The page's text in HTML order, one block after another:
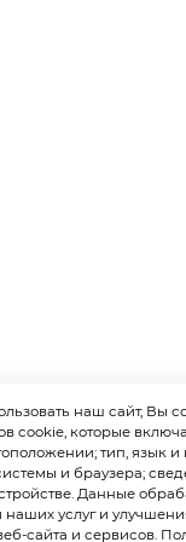
ул. Юности,
Политика
интернет-
наш сайт, Вы
cookie, которые
тип, язык
и браузера;
Данные
услуг и
сайта и сервисов.